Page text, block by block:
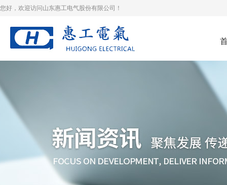
您好，欢迎访问山东惠工电气股份有限公司！